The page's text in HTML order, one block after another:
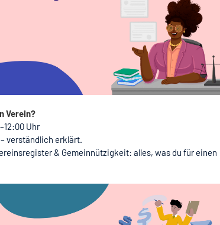
Verein?
Uhr
verständlich erklärt.
& Gemeinnützigkeit: alles, was du für einen